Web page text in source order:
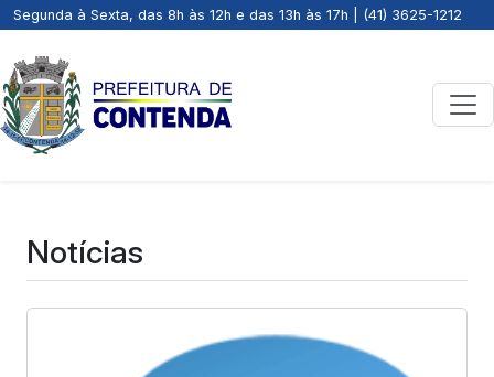
Segunda à Sexta, das 8h às 12h e das 13h às 17h | (41) 3625-1212
Notícias